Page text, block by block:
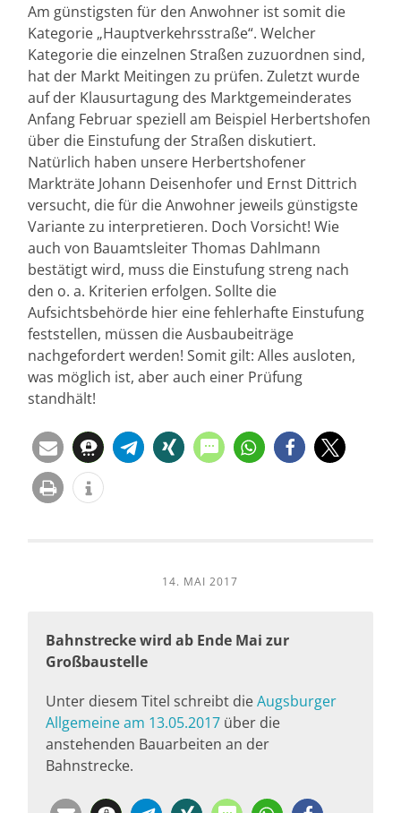
Am günstigsten für den Anwohner ist somit die
Kategorie „Hauptverkehrsstraße“. Welcher
Kategorie die einzelnen Straßen zuzuordnen sind,
hat der Markt Meitingen zu prüfen. Zuletzt wurde
auf der Klausurtagung des Marktgemeinderates
Anfang Februar speziell am Beispiel Herbertshofen
über die Einstufung der Straßen diskutiert.
Natürlich haben unsere Herbertshofener
Markträte Johann Deisenhofer und Ernst Dittrich
versucht, die für die Anwohner jeweils günstigste
Variante zu interpretieren. Doch Vorsicht! Wie
auch von Bauamtsleiter Thomas Dahlmann
bestätigt wird, muss die Einstufung streng nach
den o. a. Kriterien erfolgen. Sollte die
Aufsichtsbehörde hier eine fehlerhafte Einstufung
feststellen, müssen die Ausbaubeiträge
nachgefordert werden! Somit gilt: Alles ausloten,
was möglich ist, aber auch einer Prüfung
standhält!
14. MAI 2017
Bahnstrecke wird ab Ende Mai zur
Großbaustelle
Unter diesem Titel schreibt dieAugsburger
Allgemeine am 13.05.2017 über die
anstehenden Bauarbeiten an der
Bahnstrecke.